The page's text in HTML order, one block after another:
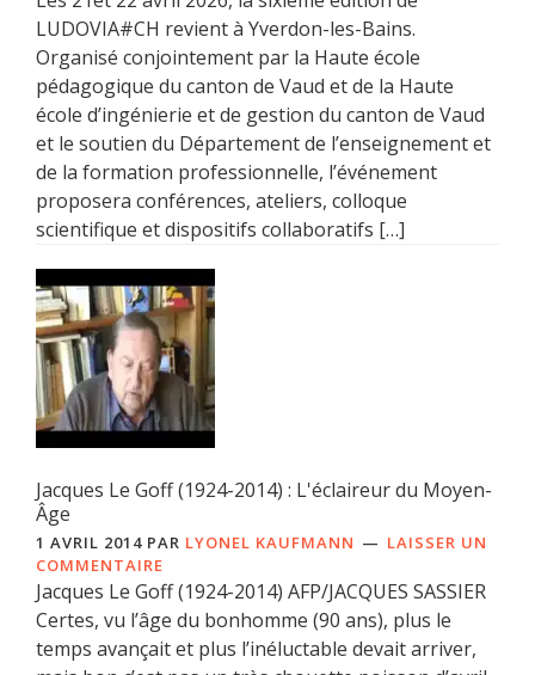
LUDOVIA#CH revient à Yverdon-les-Bains.
Organisé conjointement par la Haute école
pédagogique du canton de Vaud et de la Haute
école d’ingénierie et de gestion du canton de Vaud
et le soutien du Département de l’enseignement et
de la formation professionnelle, l’événement
proposera conférences, ateliers, colloque
scientifique et dispositifs collaboratifs […]
Jacques Le Goff (1924-2014) : L'éclaireur du Moyen-
Âge
1 AVRIL 2014 PAR LYONEL KAUFMANN
LAISSER UN
COMMENTAIRE
Jacques Le Goff (1924-2014) AFP/JACQUES SASSIER
Certes, vu l’âge du bonhomme (90 ans), plus le
temps avançait et plus l’inéluctable devait arriver,